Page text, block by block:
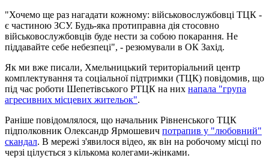
"Хочемо ще раз нагадати кожному: військовослужбовці ТЦК -
є частиною ЗСУ. Будь-яка протиправна дія стосовно
військовослужбовців буде нести за собою покарання. Не
піддавайте себе небезпеці", - резюмували в ОК Захід.
Як ми вже писали, Хмельницький територіальний центр
комплектування та соціальної підтримки (ТЦК) повідомив, що
під час роботи Шепетівського РТЦК на них напала "група
агресивних місцевих жительок".
Раніше повідомлялося, що начальник Рівненського ТЦК
підполковник Олександр Ярмошевич потрапив у "любовний"
скандал. В мережі з'явилося відео, як він на робочому місці по
черзі цілується з кількома колегами-жінками.